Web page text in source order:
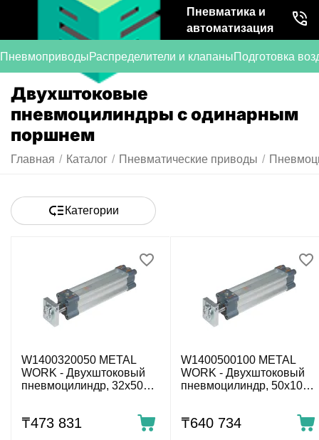
Пневматика и
автоматизация
ПневмоприводыРаспределители и клапаныПодготовка
Двухштоковые
пневмоцилиндры с одинарным
поршнем
Главная / Каталог / Пневматические приводы /
Категории
W1400320050 METAL
WORK - Двухштоковый
пневмоцилиндр, 32x50
₸473 831
W1400500100 METAL
WORK - Двухштоковый
пневмоцилиндр, 50x100
₸640 734